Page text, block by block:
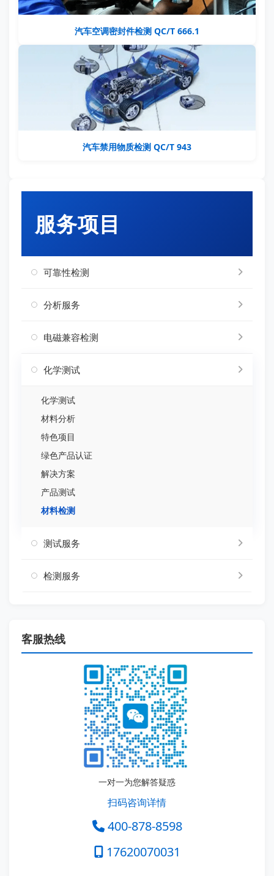
汽车空调密封件检测 QC/T 666.1
汽车禁用物质检测 QC/T 943
服务项目
可靠性检测
分析服务
电磁兼容检测
化学测试
化学测试
材料分析
特色项目
绿色产品认证
解决方案
产品测试
材料检测
测试服务
检测服务
客服热线
一对一为您解答疑惑
扫码咨询详情
400-878-8598
17620070031